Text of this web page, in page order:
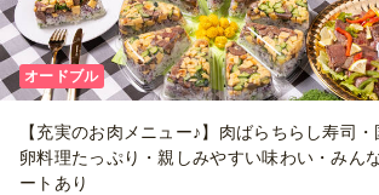
オードブル
【充実のお肉メニュー♪】肉ばらちらし寿司・
卵料理たっぷり・親しみやすい味わい・みん
ートあり